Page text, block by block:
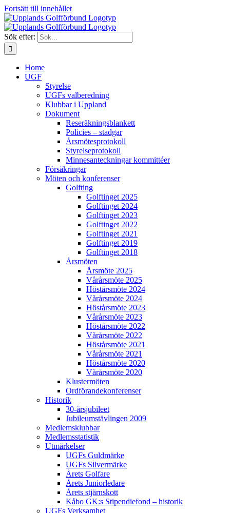
Fortsätt till innehållet
Sök efter:
Home
UGF
Styrelse
UGFs valberedning
Klubbar i Uppland
Dokument
Reseräkningsblankett
Policies – stadgar
Årsmötesprotokoll
Styrelseprotokoll
Minnesanteckningar kommittéer
Försäkringar
Möten och konferenser
Golfting
Golftinget 2025
Golftinget 2024
Golftinget 2023
Golftinget 2022
Golftinget 2021
Golftinget 2019
Golftinget 2018
Årsmöten
Årsmöte 2025
Vårårsmöte 2025
Höstårsmöte 2024
Vårårsmöte 2024
Höstårsmöte 2023
Vårårsmöte 2023
Höstårsmöte 2022
Vårårsmöte 2022
Höstårsmöte 2021
Vårårsmöte 2021
Höstårsmöte 2020
Vårårsmöte 2020
Klustermöten
Ordförandekonferenser
Historik
30-årsjubileet
Jubileumstävlingen 2009
Medlemsklubbar
Medlemsstatistik
Utmärkelser
UGFs Guldmärke
UGFs Silvermärke
Årets Golfare
Årets Juniorledare
Årets stjärnskott
Kåbo GK:s Stipendiefond – historik
UGFs Verksamhet